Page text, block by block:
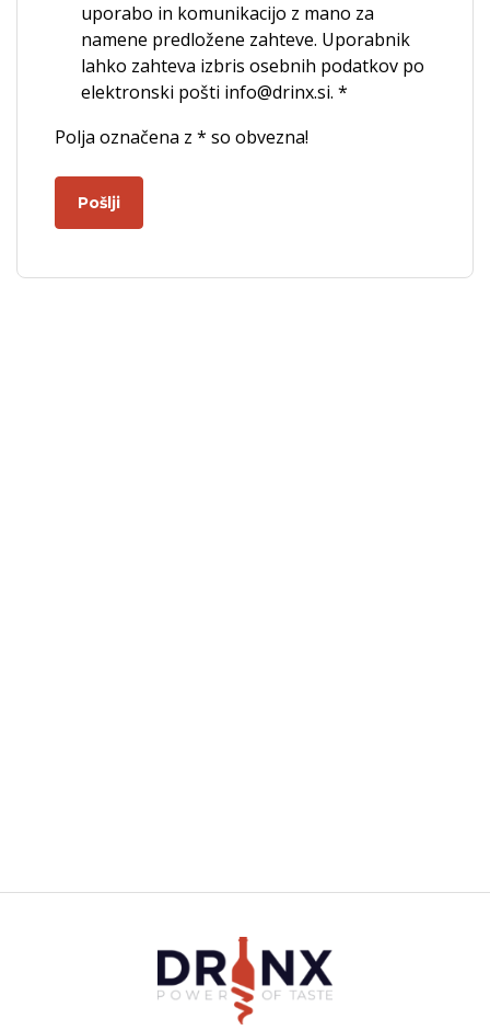
uporabo in komunikacijo z mano za
namene predložene zahteve. Uporabnik
lahko zahteva izbris osebnih podatkov po
elektronski pošti info@drinx.si. *
Polja označena z * so obvezna!